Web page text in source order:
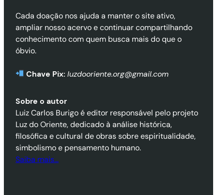
Cada doação nos ajuda a manter o site ativo,
ampliar nosso acervo e continuar compartilhando
conhecimento com quem busca mais do que o
óbvio.
Chave Pix: luzdooriente.org@gmail.com
Sobre o autor
Luiz Carlos Burigo é editor responsável pelo projeto
Luz do Oriente, dedicado à análise histórica,
filosófica e cultural de obras sobre espiritualidade,
simbolismo e pensamento humano.
Saiba mais…